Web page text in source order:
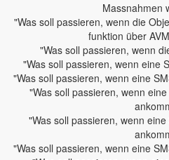
Massnahmen
"Was soll passieren, wenn die
funktion über
"Was soll passieren, wenn
"Was soll passieren, wenn eine
"Was soll passieren, wenn eine
"Was soll passieren, wenn
"Was soll passieren, wenn
"Was soll passieren, wenn eine